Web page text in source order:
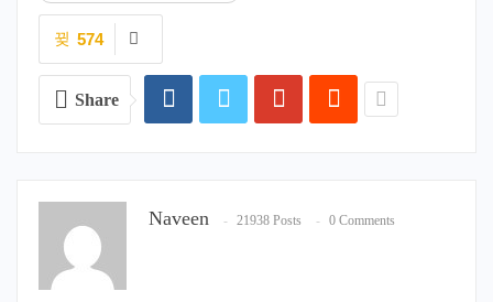
574
Share
Naveen 21938 Posts 0 Comments